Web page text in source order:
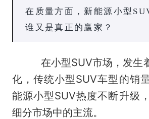
在质量方面，新能源小型
谁又是真正的赢家？
在小型SUV市场，发生
化，传统小型SUV车型的销
能源小型SUV热度不断升级
细分市场中的主流。